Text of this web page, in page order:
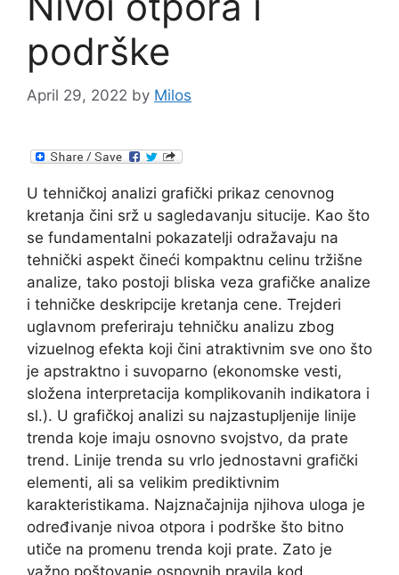
podrške
April 29, 2022 by Milos
U tehničkoj analizi grafički prikaz cenovnog
kretanja čini srž u sagledavanju situcije. Kao što
se fundamentalni pokazatelji odražavaju na
tehnički aspekt čineći kompaktnu celinu tržišne
analize, tako postoji bliska veza grafičke analize
i tehničke deskripcije kretanja cene. Trejderi
uglavnom preferiraju tehničku analizu zbog
vizuelnog efekta koji čini atraktivnim sve ono što
je apstraktno i suvoparno (ekonomske vesti,
složena interpretacija komplikovanih indikatora i
sl.). U grafičkoj analizi su najzastupljenije linije
trenda koje imaju osnovno svojstvo, da prate
trend. Linije trenda su vrlo jednostavni grafički
elementi, ali sa velikim prediktivnim
karakteristikama. Najznačajnija njihova uloga je
određivanje nivoa otpora i podrške što bitno
utiče na promenu trenda koji prate. Zato je
važno poštovanje osnovnih pravila kod